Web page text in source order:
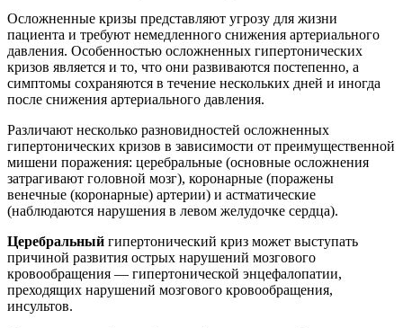
Осложненные кризы представляют угрозу для жизни
пациента и требуют немедленного снижения артериального
давления. Особенностью осложненных гипертонических
кризов является и то, что они развиваются постепенно, а
симптомы сохраняются в течение нескольких дней и иногда
после снижения артериального давления.
Различают несколько разновидностей осложненных
гипертонических кризов в зависимости от преимущественной
мишени поражения: церебральные (основные осложнения
затрагивают головной мозг), коронарные (поражены
венечные (коронарные) артерии) и астматические
(наблюдаются нарушения в левом желудочке сердца).
Церебральный гипертонический криз может выступать
причиной развития острых нарушений мозгового
кровообращения — гипертонической энцефалопатии,
преходящих нарушений мозгового кровообращения,
инсультов.